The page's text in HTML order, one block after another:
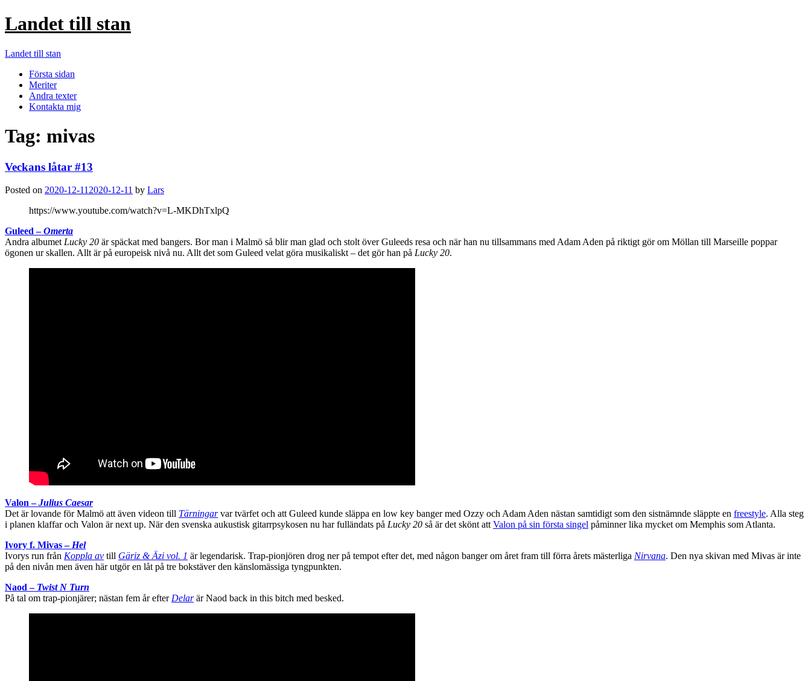
Landet till stan
Landet till stan
Första sidan
Meriter
Andra texter
Kontakta mig
Tag: mivas
Veckans låtar #13
Posted on 2020-12-112020-12-11 by Lars
https://www.youtube.com/watch?v=L-MKDhTxlpQ
Guleed –Omerta
Andra albumetLucky 20 är späckat med bangers. Bor man i Malmö så blir man glad och stolt över Guleeds resa och när han nu tillsammans med Adam Aden på riktigt gör om Möllan till Marseille poppar
ögonen ur skallen. Allt är på europeisk nivå nu. Allt det som Guleed velat göra musikaliskt – det gör han på Lucky 20.
Valon –Julius Caesar
Det är lovande för Malmö att även videon till Tärningarvar tvärfet och att Guleed kunde släppa en low key banger med Ozzy och Adam Aden nästan samtidigt som den sistnämnde släppte en freestyle. Alla steg
i planen klaffar och Valon är next up. När den svenska aukustisk gitarrpsykosen nu har fulländats på Lucky 20 så är det skönt attValon på sin första singel påminner lika mycket om Memphis som Atlanta.
Ivory f. Mivas –Hel
Ivorys run från Koppla av till Gäriz & Äzi vol. 1 är legendarisk. Trap-pionjören drog ner på tempot efter det, med någon banger om året fram till förra årets mästerliga Nirvana. Den nya skivan med Mivas är inte
på den nivån men även här utgör en låt på tre bokstäver den känslomässiga tyngpunkten.
Naod – Twist N Turn
På tal om trap-pionjärer; nästan fem år efterDelarär Naod back in this bitch med besked.